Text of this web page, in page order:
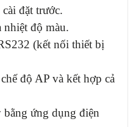
đặt trước.
nhiệt độ màu.
(kết nối thiết bị
độ AP và kết hợp cả
ứng dụng điện